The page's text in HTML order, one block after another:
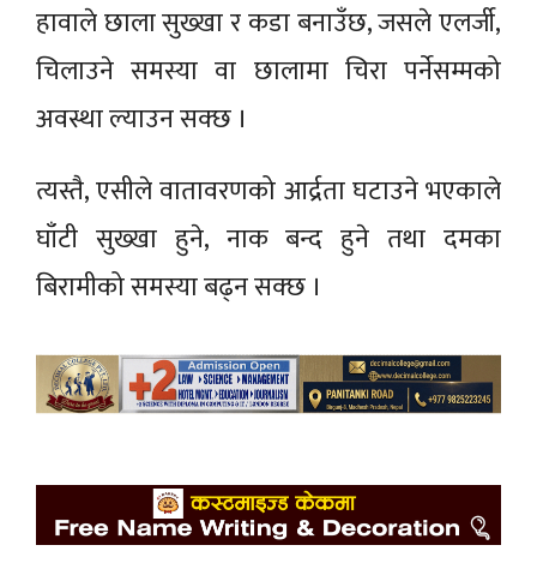
हावाले छाला सुख्खा र कडा बनाउँछ, जसले एलर्जी,
चिलाउने समस्या वा छालामा चिरा पर्नेसम्मको
अवस्था ल्याउन सक्छ ।
त्यस्तै, एसीले वातावरणको आर्द्रता घटाउने भएकाले
घाँटी सुख्खा हुने, नाक बन्द हुने तथा दमका
बिरामीको समस्या बढ्न सक्छ ।